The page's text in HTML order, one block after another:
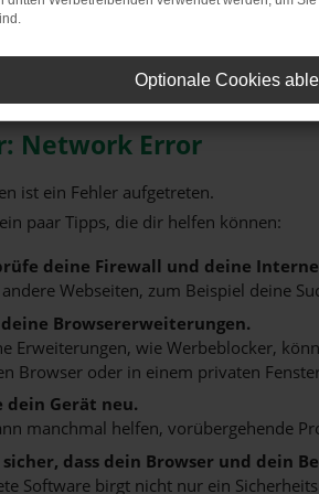
Škoda die ideale Wahl für Sie ist!
Network Error
ist ein Fehler aufgetreten.
paar Tipps, die dir helfen können:
deine Firewall und deine
Webseiten, zum Beispiel deine
Browsererweiterungen.
Erweiterungen, wie Werbeblocker,
Browser oder in einem privaten
dein Gerät neu.
manchmal helfen, vorübergehende
dass dein Browser und dein
Software birgt nicht nur ein
Optionale Cookies